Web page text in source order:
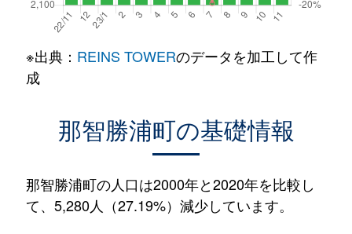
※出典： REINS TOWERのデータを加工して作
成
那智勝浦町の基礎情報
那智勝浦町の人口は2000年と2020年を比較し
て、5,280人（27.19%）減少しています。